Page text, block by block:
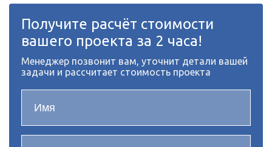
Получите расчёт стоимости
вашего проекта за 2 часа!
Менеджер позвонит вам, уточнит детали вашей
задачи и рассчитает стоимость проекта